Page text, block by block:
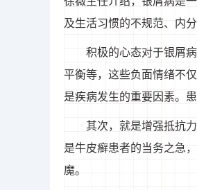
及生活习惯的不规范、内
积极的心态对于银屑
平衡等，这些负面情绪不
是疾病发生的重要因素。
其次，就是增强抵抗
是牛皮癣患者的当务之急
魔。